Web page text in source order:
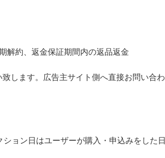
解約、返金保証期間内の返品返金
します。広告主サイト側へ直接お問い合わ
ョン日はユーザーが購入・申込みをした日